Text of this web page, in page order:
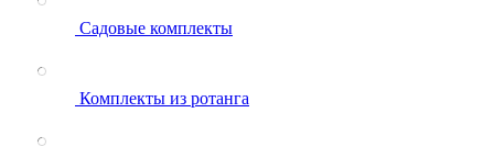
Садовые комплекты
Комплекты из ротанга